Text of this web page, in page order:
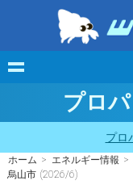
プロ
プロ
ホーム > エネルギー情報 >
烏山市 (2026/6)